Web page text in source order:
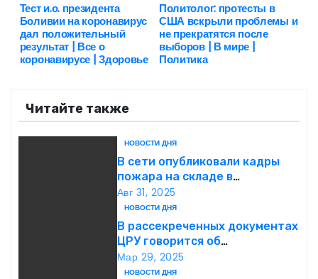
Н
а
и
г
Политолог: протесты в
США вскрыли проблемы и
не прекратятся после
выборов | В мире |
Политика
Тест и.о. президента
Боливии на коронавирус
дал положительный
результат | Все о
коронавирусе | Здоровье
Читайте также
НОВОСТИ ДНЯ
В сети опубликовали кадры
пожара на складе в
подмосковной Балашихе
Авг 31, 2025
НОВОСТИ ДНЯ
В рассекреченных документах
ЦРУ говорится об
«обнаружении» Ковчега
Завета
Мар 29, 2025
НОВОСТИ ДНЯ